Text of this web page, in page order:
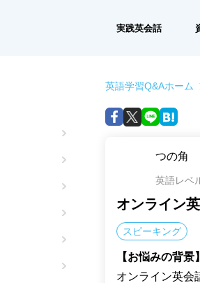
実践英会話
英語学習Q&Aホーム
つの角
英語レベ
オンライン
スピーキング
【お悩みの背景】
オンライン英会